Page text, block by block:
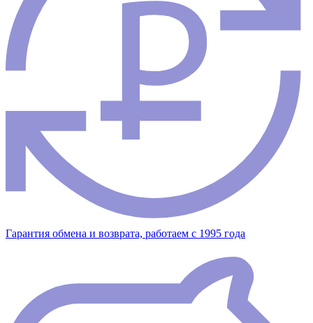
Гарантия обмена и возврата, работаем с 1995 года